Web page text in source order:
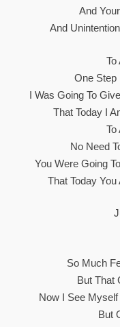
And
And
To
One Step
I Was Going To
That Today I
To
No Need
You Were Going
That Today
So Much
But That
Now I See
But